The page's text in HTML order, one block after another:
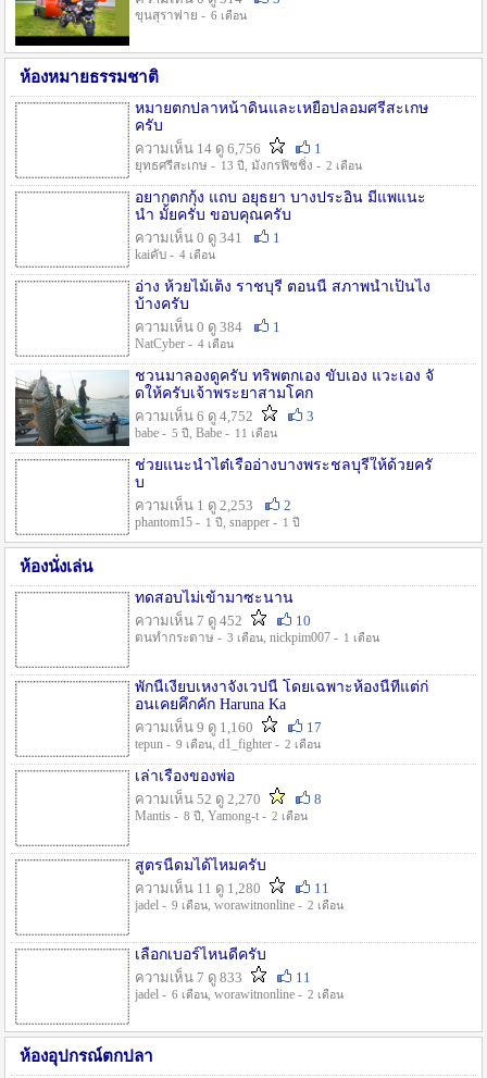
ขุนสุราพ่าย - 6 เดือน
ห้องหมายธรรมชาติ
หมายตกปลาหน้าดินและเหยื่อปลอมศรีสะเกษ
ครับ
ความเห็น 14 ดู 6,756
1
ยุทธศรีสะเกษ - 13 ปี , มังกรฟิชชิ่ง - 2 เดือน
อยากตกกุ้ง แถบ อยุธยา บางประอิน มีแพแนะ
นำ มั้ยครับ ขอบคุณครับ
ความเห็น 0 ดู 341
1
kaiคับ - 4 เดือน
อ่าง ห้วยไม้เต็ง ราชบุรี ตอนนี้ สภาพน้ำเป็นไง
บ้างครับ
ความเห็น 0 ดู 384
1
NatCyber - 4 เดือน
ชวนมาลองดูครับ ทริพตกเอง ขับเอง แวะเอง จั
ดให้ครับเจ้าพระยาสามโคก
ความเห็น 6 ดู 4,752
3
babe - 5 ปี , Babe - 11 เดือน
ช่วยแนะนำไต๋เรืออ่างบางพระชลบุรีให้ด้วยครั
บ
ความเห็น 1 ดู 2,253
2
phantom15 - 1 ปี , snapper - 1 ปี
ห้องนั่งเล่น
ทดสอบไม่เข้ามาซะนาน
ความเห็น 7 ดู 452
10
ตนทำกระดาษ - 3 เดือน, nickpim007 - 1 เดือน
พักนี้เงียบเหงาจังเวปนี้ โดยเฉพาะห้องนี้ที่แต่ก่
อนเคยคึกคัก Haruna Ka
ความเห็น 9 ดู 1,160
17
tepun - 9 เดือน, d1_fighter - 2 เดือน
เล่าเรื่องของพ่อ
ความเห็น 52 ดู 2,270
8
Mantis - 8 ปี , Yamong-t - 2 เดือน
สูตรนี้ดมได้ไหมครับ
ความเห็น 11 ดู 1,280
11
jadel - 9 เดือน, worawitnonline - 2 เดือน
เลือกเบอร์ไหนดีครับ
ความเห็น 7 ดู 833
11
jadel - 6 เดือน, worawitnonline - 2 เดือน
ห้องอุปกรณ์ตกปลา